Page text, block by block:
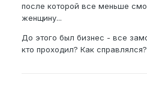
после которой все меньше
женщину...
До этого был бизнес - все
кто проходил? Как справлялся?